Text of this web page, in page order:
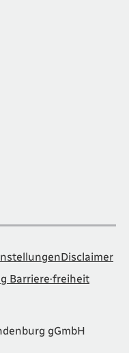
Disclaimer
Barriere·freiheit
gGmbH